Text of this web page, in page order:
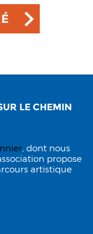
LE CHEMIN
, dont nous
propose
artistique